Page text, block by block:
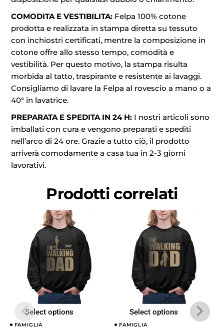
COMODITA E VESTIBILITA: Felpa 100% cotone
prodotta e realizzata in stampa diretta su tessuto
con inchiostri certificati, mentre la composizione in
cotone offre allo stesso tempo, comodità e
vestibilità. Per questo motivo, la stampa risulta
morbida al tatto, traspirante e resistente ai lavaggi.
Consigliamo di lavare la Felpa al rovescio a mano o a
40° in lavatrice.
PREPARATA E SPEDITA IN 24 H: I nostri articoli sono
imballati con cura e vengono preparati e spediti
nell’arco di 24 ore. Grazie a tutto ciò, il prodotto
arriverà comodamente a casa tua in 2-3 giorni
lavorativi.
Prodotti correlati
Select options
FAMIGLIA
Select options
FAMIGLIA